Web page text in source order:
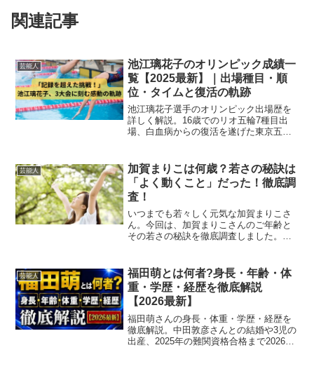
関連記事
芸能人
池江璃花子のオリンピック成績一
覧【2025最新】｜出場種目・順
位・タイムと復活の軌跡
池江璃花子選手のオリンピック出場歴を
詳しく解説。16歳でのリオ五輪7種目出
場、白血病からの復活を遂げた東京五
した。
芸能人
加賀まりこは何歳？若さの秘訣は
「よく動くこと」だった！徹底調
査！
いつまでも若々しく元気な加賀まりこさ
ん。今回は、加賀まりこさんのご年齢と
その若さの秘訣を徹底調査しました。加
月11日(昭和18年 未年)。眞下貴です。き
ょうのトー...
芸能人
福田萌とは何者?身長・年齢・体
重・学歴・経歴を徹底解説
【2026最新】
福田萌さんの身長・体重・学歴・経歴を
徹底解説。中田敦彦さんとの結婚や3児の
出産、2025年の難関資格合格まで2026年